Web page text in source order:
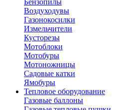
Бензопилы
Воздуходувы
Газонокосилки
Измельчители
Кусторезы
Мотоблоки
Мотобуры
Мотоножницы
Садовые катки
Ямобуры
Тепловое оборудование
Газовые баллоны